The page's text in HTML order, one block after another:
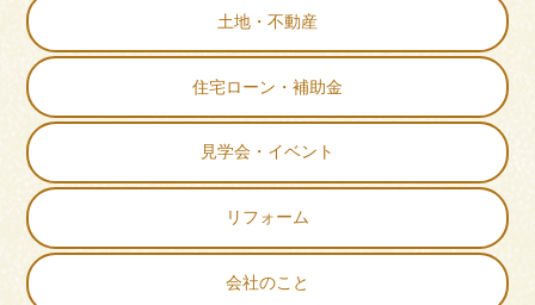
土地・不動産
住宅ローン・補助金
見学会・イベント
リフォーム
会社のこと